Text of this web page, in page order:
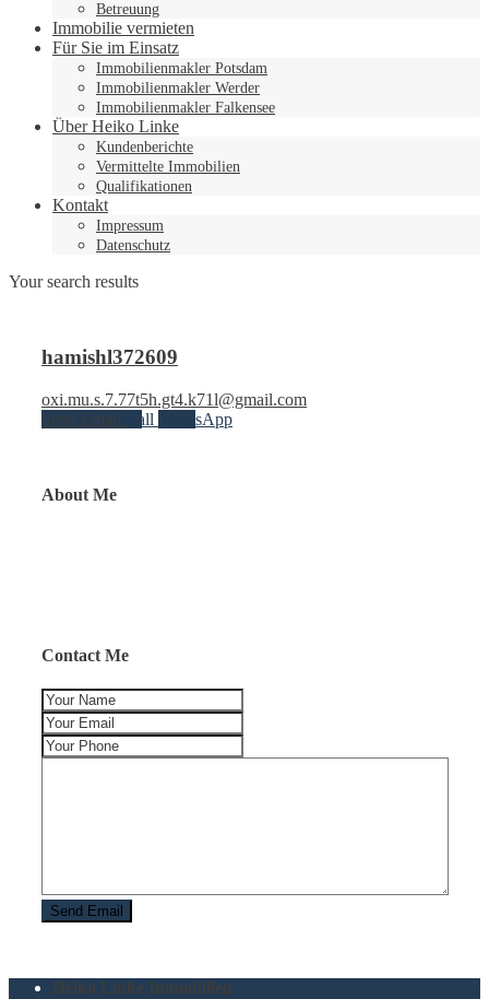
Betreuung
Immobilie vermieten
Für Sie im Einsatz
Immobilienmakler Potsdam
Immobilienmakler Werder
Immobilienmakler Falkensee
Über Heiko Linke
Kundenberichte
Vermittelte Immobilien
Qualifikationen
Kontakt
Impressum
Datenschutz
Your search results
hamishl372609
oxi.mu.s.7.77t5h.gt4.k71l@gmail.com
Send Email
Call WhatsApp
About Me
Contact Me
Heiko Linke Immobilien